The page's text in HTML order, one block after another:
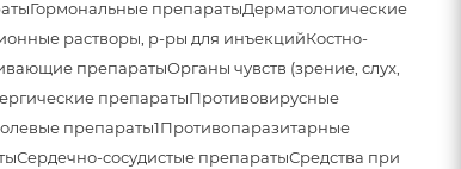
Гормональные препаратыДерматологические
растворы, р-ры для инъекцийКостно-
препаратыОрганы чувств (зрение, слух,
препаратыПротивовирусные
препараты1Противопаразитарные
Сердечно-сосудистые препаратыСредства при